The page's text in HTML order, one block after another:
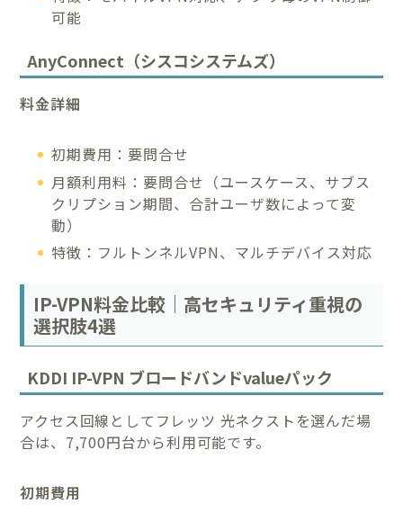
可能
AnyConnect（シスコシステムズ）
料金詳細
初期費用：要問合せ
月額利用料：要問合せ（ユースケース、サブス
クリプション期間、合計ユーザ数によって変
動）
特徴：フルトンネルVPN、マルチデバイス対応
IP-VPN料金比較｜高セキュリティ重視の
選択肢4選
KDDI IP-VPN ブロードバンドvalueパック
アクセス回線としてフレッツ 光ネクストを選んだ場
合は、7,700円台から利用可能です。
初期費用